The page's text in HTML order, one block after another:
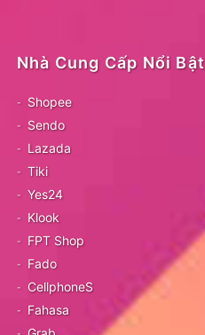
Nhà Cung Cấp Nổi Bật
Shopee
Sendo
Lazada
Tiki
Yes24
Klook
FPT Shop
Fado
CellphoneS
Fahasa